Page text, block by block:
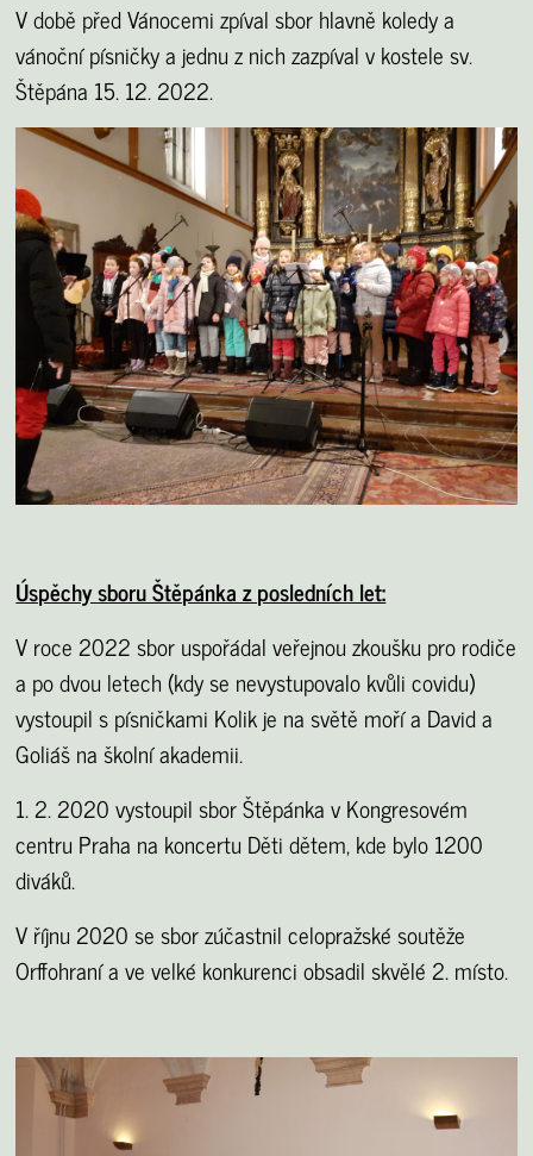
V době před Vánocemi zpíval sbor hlavně koledy a
vánoční písničky a jednu z nich zazpíval v kostele sv.
Štěpána 15. 12. 2022.
Úspěchy sboru Štěpánka z posledních let:
V roce 2022 sbor uspořádal veřejnou zkoušku pro rodiče
a po dvou letech (kdy se nevystupovalo kvůli covidu)
vystoupil s písničkami Kolik je na světě moří a David a
Goliáš na školní akademii.
1. 2. 2020 vystoupil sbor Štěpánka v Kongresovém
centru Praha na koncertu Děti dětem, kde bylo 1200
diváků.
V říjnu 2020 se sbor zúčastnil celopražské soutěže
Orffohraní a ve velké konkurenci obsadil skvělé 2. místo.